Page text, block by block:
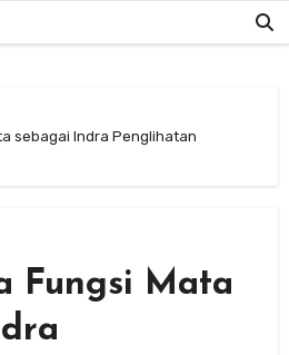
sebagai Indra Penglihatan
Fungsi Mata